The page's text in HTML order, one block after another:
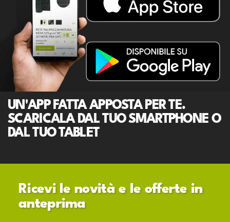
UN'APP FATTA APPOSTA PER TE.
SCARICALA DAL TUO SMARTPHONE O
DAL TUO TABLET
Ricevi le novità e le offerte in
anteprima